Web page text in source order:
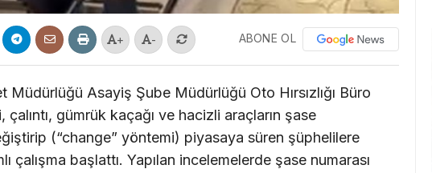
+ - ABONE OL
Müdürlüğü Asayiş Şube Müdürlüğü Oto Hırsızlığı Büro
çalıntı, gümrük kaçağı ve hacizli araçların şase
(“change” yöntemi) piyasaya süren şüphelilere
çalışma başlattı. Yapılan incelemelerde şase numarası